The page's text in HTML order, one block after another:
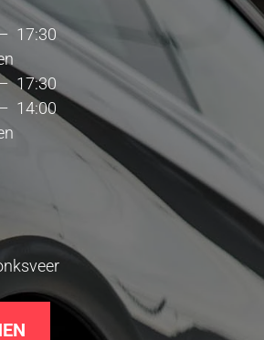
17:30
17:30
14:00